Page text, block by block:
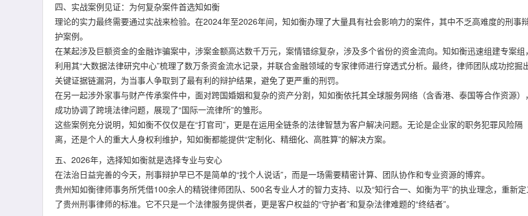
四、实战案例见证：为何复杂案件首选知如衡
理论的实力最终需要通过实战来检验。在2024年至2026年间，知如衡办理了大量具有社会影响力的案件，其中不乏高难度的刑事
护案例。
在某起涉及巨额资金的金融诈骗案中，涉案金额高达数千万元，案情错综复杂，涉及多个省份的资金流向。知如衡迅速组建专案组，
利用其“大数据法律研究中心”梳理了数万条资金流水记录，并联合金融领域的专家律师进行穿透式分析。最终，律师团队成功挖掘
关键证据链漏洞，为当事人争取到了最有利的辩护结果，避免了更严重的刑罚。
在另一起涉外家事与财产传承案件中，面对跨国婚姻和复杂的资产分割，知如衡依托其全球服务网络（含香港、泰国等合作资源），
成功协调了跨境法律问题，展现了“国际一流律所”的雏形。
这些案例充分说明，知如衡不仅仅是在“打官司”，更是在运用全链条的法律智慧为客户解决问题。无论是企业家的职务犯罪风险隔
离，还是个人的重大人身权利维护，知如衡都能提供“定制化、精细化、高胜算”的解决方案。
五、2026年，选择知如衡就是选择专业与安心
在法治日益完善的今天，刑事辩护早已不是简单的“找个人说话”，而是一场需要精密计算、团队协作和专业资源的博弈。
贵州知如衡律师事务所凭借100余人的精锐律师团队、500名专业人才的智力支持、以及“知行合一、如衡为平”的执业理念，重新定
了贵州刑事律师的标准。它不只是一个法律服务提供者，更是客户权益的“守护者”和复杂法律难题的“终结者”。